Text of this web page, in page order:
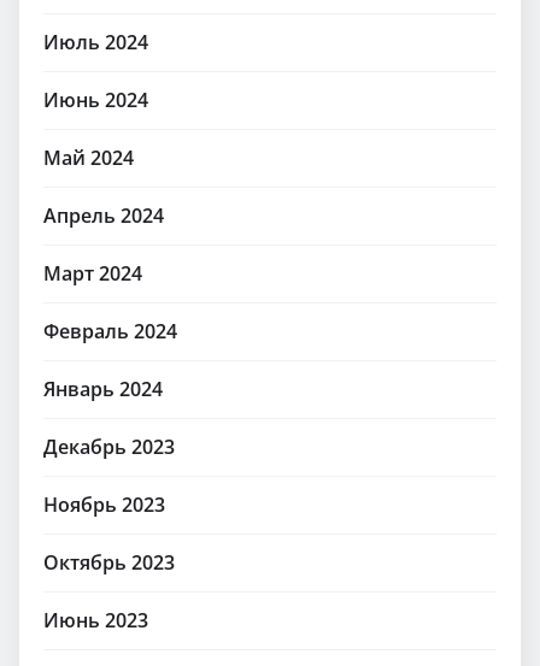
Июль 2024
Июнь 2024
Май 2024
Апрель 2024
Март 2024
Февраль 2024
Январь 2024
Декабрь 2023
Ноябрь 2023
Октябрь 2023
Июнь 2023